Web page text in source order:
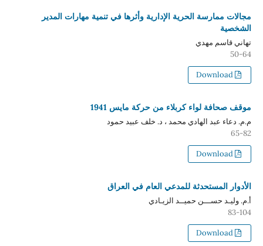
مجالات ممارسة الحرية الإدارية وأثرها في تنمية مهارات المدير
الشخصية
تهاني قاسم مهدي
50-64
Download
موقف صحافة لواء كربلاء من حركة مايس 1941
م.م. دعاء عبد الهادي محمد ، د. خلف عبيد حمود
65-82
Download
الأدوار المستحدثة للمدعي العام في العراق
أ.م. وليـد حســـن حميــد الزيـادي
83-104
Download